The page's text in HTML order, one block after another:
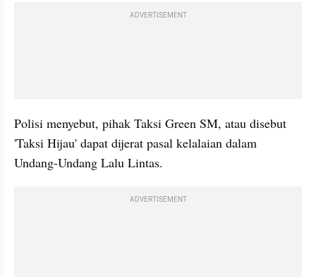
ADVERTISEMENT
Polisi menyebut, pihak Taksi Green SM, atau disebut
'Taksi Hijau' dapat dijerat pasal kelalaian dalam
Undang-Undang Lalu Lintas.
ADVERTISEMENT